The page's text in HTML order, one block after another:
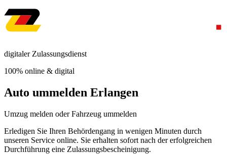
digitaler Zulassungsdienst
100% online & digital
Auto ummelden Erlangen
Umzug melden oder Fahrzeug ummelden
Erledigen Sie Ihren Behördengang in wenigen Minuten durch
unseren Service online. Sie erhalten sofort nach der erfolgreichen
Durchführung eine Zulassungsbescheinigung.